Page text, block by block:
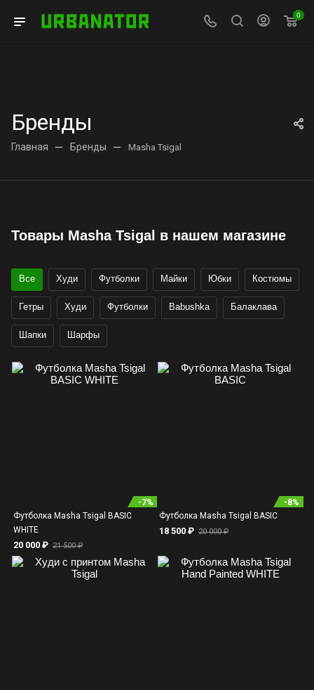
0
Бренды
Главная — Бренды — Masha Tsigal
Товары Masha Tsigal в нашем магазине
Все Худи Футболки Майки Юбки Костюмы
Гетры Худи Футболки Babushka Балаклава
Шапки Шарфы
-7%
Футболка Masha Tsigal BASIC
WHITE
20 000 ₽ 21 500 ₽
-8%
Футболка Masha Tsigal BASIC
18 500 ₽ 20 000 ₽